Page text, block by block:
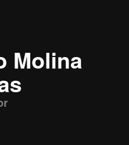
Molina